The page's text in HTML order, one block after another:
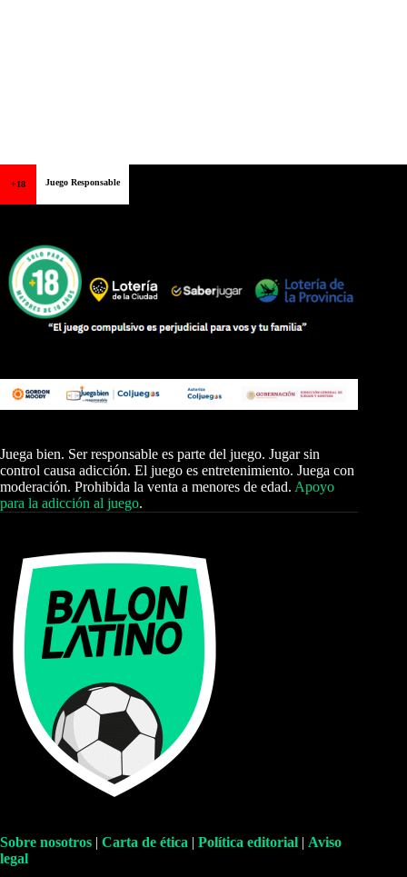
+18 Juego Responsable
Juega bien. Ser responsable es parte del juego. Jugar sin
control causa adicción. El juego es entretenimiento. Juega con
moderación. Prohibida la venta a menores de edad. Apoyo
para la adicción al juego.
Sobre nosotros | Carta de ética | Política editorial | Aviso
legal